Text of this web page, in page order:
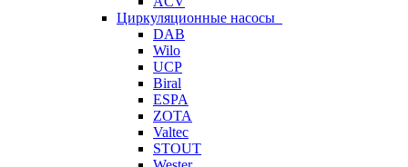
Циркуляционные насосы
DAB
Wilo
UCP
Biral
ESPA
ZOTA
Valtec
STOUT